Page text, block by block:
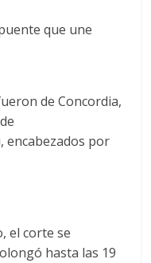
que une
de Concordia,
encabezados por
el corte se
hasta las 19